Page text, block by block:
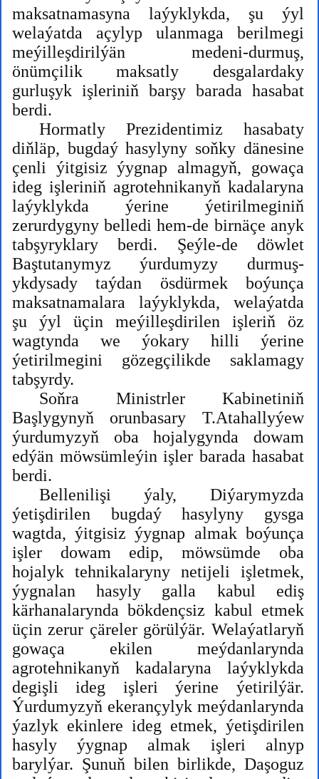
maksatnamasyna laýyklykda, şu ýyl
welaýatda açylyp ulanmaga berilmegi
meýilleşdirilýän medeni-durmuş,
önümçilik maksatly desgalardaky
gurluşyk işleriniň barşy barada hasabat
berdi.
Hormatly Prezidentimiz hasabaty
diňläp, bugdaý hasylyny soňky dänesine
çenli ýitgisiz ýygnap almagyň, gowaça
ideg işleriniň agrotehnikanyň kadalaryna
laýyklykda ýerine ýetirilmeginiň
zerurdygyny belledi hem-de birnäçe anyk
tabşyryklary berdi. Şeýle-de döwlet
Baştutanymyz ýurdumyzy durmuş-
ykdysady taýdan ösdürmek boýunça
maksatnamalara laýyklykda, welaýatda
şu ýyl üçin meýilleşdirilen işleriň öz
wagtynda we ýokary hilli ýerine
ýetirilmegini gözegçilikde saklamagy
tabşyrdy.
Soňra Ministrler Kabinetiniň
Başlygynyň orunbasary T.Atahallyýew
ýurdumyzyň oba hojalygynda dowam
edýän möwsümleýin işler barada hasabat
berdi.
Bellenilişi ýaly, Diýarymyzda
ýetişdirilen bugdaý hasylyny gysga
wagtda, ýitgisiz ýygnap almak boýunça
işler dowam edip, möwsümde oba
hojalyk tehnikalaryny netijeli işletmek,
ýygnalan hasyly galla kabul ediş
kärhanalarynda bökdençsiz kabul etmek
üçin zerur çäreler görülýär. Welaýatlaryň
gowaça ekilen meýdanlarynda
agrotehnikanyň kadalaryna laýyklykda
degişli ideg işleri ýerine ýetirilýär.
Ýurdumyzyň ekerançylyk meýdanlarynda
ýazlyk ekinlere ideg etmek, ýetişdirilen
hasyly ýygnap almak işleri alnyp
barylýar. Şunuň bilen birlikde, Daşoguz